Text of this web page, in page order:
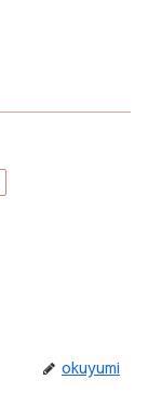
okuyumi